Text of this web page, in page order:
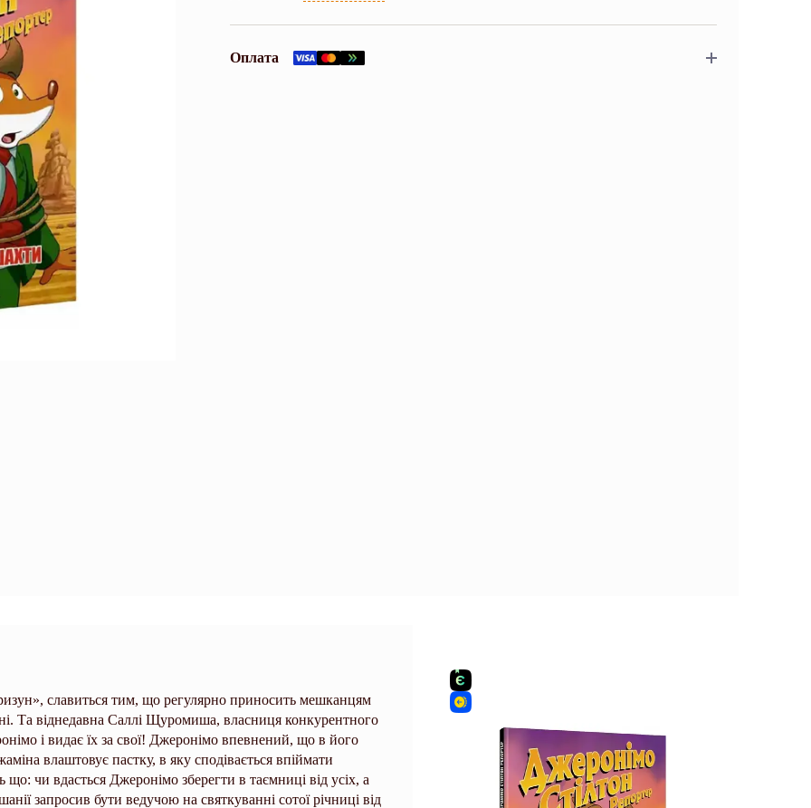
Оплата
славиться тим, що регулярно приносить мешканцям
Та віднедавна Саллі Щуромиша, власниця конкурентного
і видає їх за свої! Джеронімо впевнений, що в його
влаштовує пастку, в яку сподівається впіймати
чи вдасться Джеронімо зберегти в таємниці від усіх, а
запросив бути ведучою на святкуванні сотої річниці від